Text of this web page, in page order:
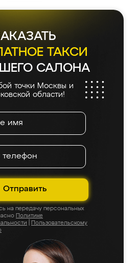
ТАКСИ
САЛОНА
точки Москвы и
области!
Отправить
на передачу персональных
Политике
Пользовательскому